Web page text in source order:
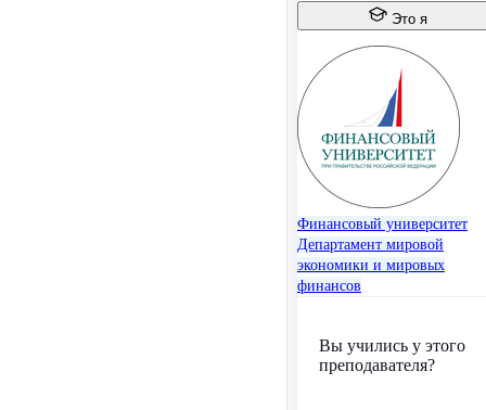
Это я
Финансовый университет
Департамент мировой
экономики и мировых
финансов
Вы учились у этого
преподавателя?